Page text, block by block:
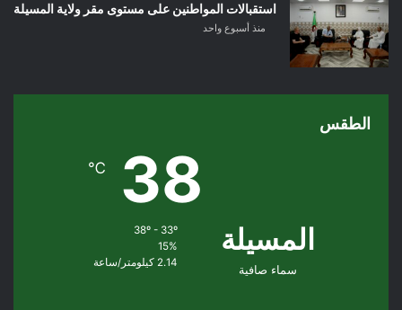
استقبالات المواطنين على مستوى مقر ولاية المسيلة
منذ أسبوع واحد
الطقس
المسيلة
سماء صافية
38
℃
38º - 33º
15%
2.14 كيلومتر/ساعة